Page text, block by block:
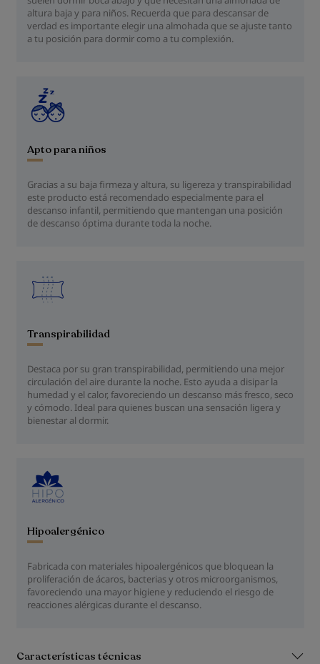
altura baja y para niños. Recuerda que para descansar de
verdad es importante elegir una almohada que se ajuste tanto
a tu posición para dormir como a tu complexión.
Apto para niños
Gracias a su baja firmeza y altura, su ligereza y transpirabilidad
este producto está recomendado especialmente para el
descanso infantil, permitiendo que mantengan una posición
de descanso óptima durante toda la noche.
Transpirabilidad
Destaca por su gran transpirabilidad, permitiendo una mejor
circulación del aire durante la noche. Esto ayuda a disipar la
humedad y el calor, favoreciendo un descanso más fresco, seco
y cómodo. Ideal para quienes buscan una sensación ligera y
bienestar al dormir.
Hipoalergénico
Fabricada con materiales hipoalergénicos que bloquean la
proliferación de ácaros, bacterias y otros microorganismos,
favoreciendo una mayor higiene y reduciendo el riesgo de
reacciones alérgicas durante el descanso.
Características técnicas